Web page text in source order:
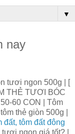
▼
nay
tươi ngon 500g | [
THẺ TƯƠI BÓC
60 CON | Tôm
thẻ giòn 500g |
đất, tôm đất đông
ngon giá tốt? |